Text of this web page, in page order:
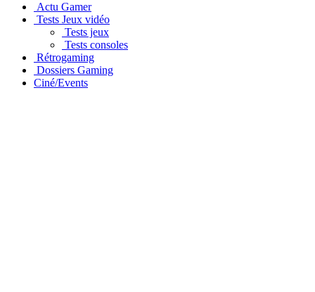
Actu Gamer
Tests Jeux vidéo
Tests jeux
Tests consoles
Rétrogaming
Dossiers Gaming
Ciné/Events